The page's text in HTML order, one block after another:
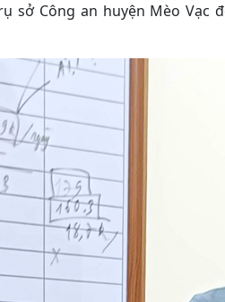
sở Công an huyện Mèo Vạc